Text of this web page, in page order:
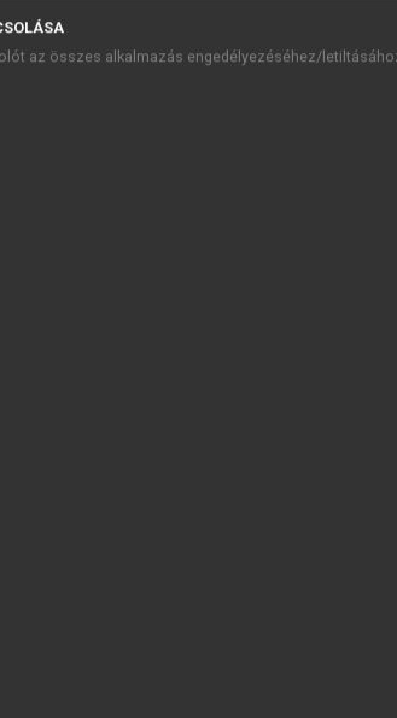
Its Components and Evolution
Change: The Scientific Recognition of
Globalization: Their Political
environment, which is the common home of
depend. This book is devoted to the
the development of international
presented that deal with global
conclusions and lessons are defined.
globalization//
az összes alkalmazás engedélyezéséhez/